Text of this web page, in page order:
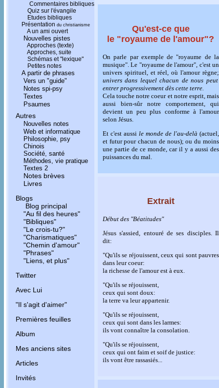
Commentaires bibliques
Quiz sur l'évangile
Etudes bibliques
Présentation du christianisme
A un ami ouvert
Nouvelles pistes
Approches (texte)
Approches, suite
Schémas et "lexique"
Petites notes
A partir de phrases
Vers un "guide"
Notes spi-psy
Textes
Psaumes
Autres
Nouvelles notes
Web et informatique
Philosophie, psy
Chinois
Société, santé
Méthodes, vie pratique
Textes 2
Notes brèves
Livres
Blogs
Blog principal
"Au fil des heures"
"Bibliques"
"Le crois-tu?"
"Charismatiques"
"Chemin d'amour"
"Phrases"
"Liens, et plus"
Twitter
Avec Lui
"Il s'agit d'aimer"
Premières feuilles
Album
Mes anciens sites
Articles
Invités
Qu'est-ce que
le "royaume de l'amour"?
On parle par exemple de "royaume de la
musique". Le "royaume de l'amour", c'est un
univers spirituel, et réel, où l'amour règne;
univers dans lequel chacun de nous peut
entrer progressivement dès cette terre.
Cela touche notre coeur et notre esprit, mais
aussi bien-sûr notre comportement, qui
devient un peu plus conforme à l'amour
selon Jésus.
Et c'est aussi le monde de l'au-delà (actuel,
et futur pour chacun de nous); ou du moins
une partie de ce monde, car il y a aussi des
puissances du mal.
Extrait
Début des "Béatitudes"
Jésus s'assied, entouré de ses disciples. Il
dit:
"Qu'ils se réjouissent, ceux qui sont pauvres
dans leur coeur:
la richesse de l'amour est à eux.
"Qu'ils se réjouissent,
ceux qui sont doux:
la terre va leur appartenir.
"Qu'ils se réjouissent,
ceux qui sont dans les larmes:
ils vont connaître la consolation.
"Qu'ils se réjouissent,
ceux qui ont faim et soif de justice:
ils vont être rassasiés...